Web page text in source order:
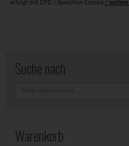
erfolgt mit DPD / Spedition Emons /
Suche nach
Warenkorb